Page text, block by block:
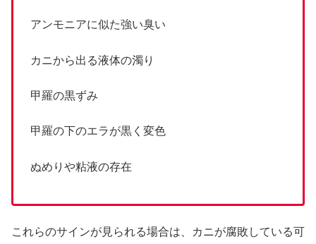
アンモニアに似た強い臭い
カニから出る液体の濁り
甲羅の黒ずみ
甲羅の下のエラが黒く変色
ぬめりや粘液の存在
これらのサインが見られる場合は、カニが腐敗している可